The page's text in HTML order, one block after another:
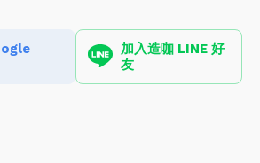
加入造咖 LINE 好
友